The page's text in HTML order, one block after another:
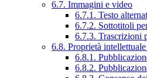
6.7. Immagini e video
6.7.1. Testo
6.7.2. Sottotitoli
6.7.3. Trascrizioni
6.8. Proprietà
6.8.1.
6.8.2.